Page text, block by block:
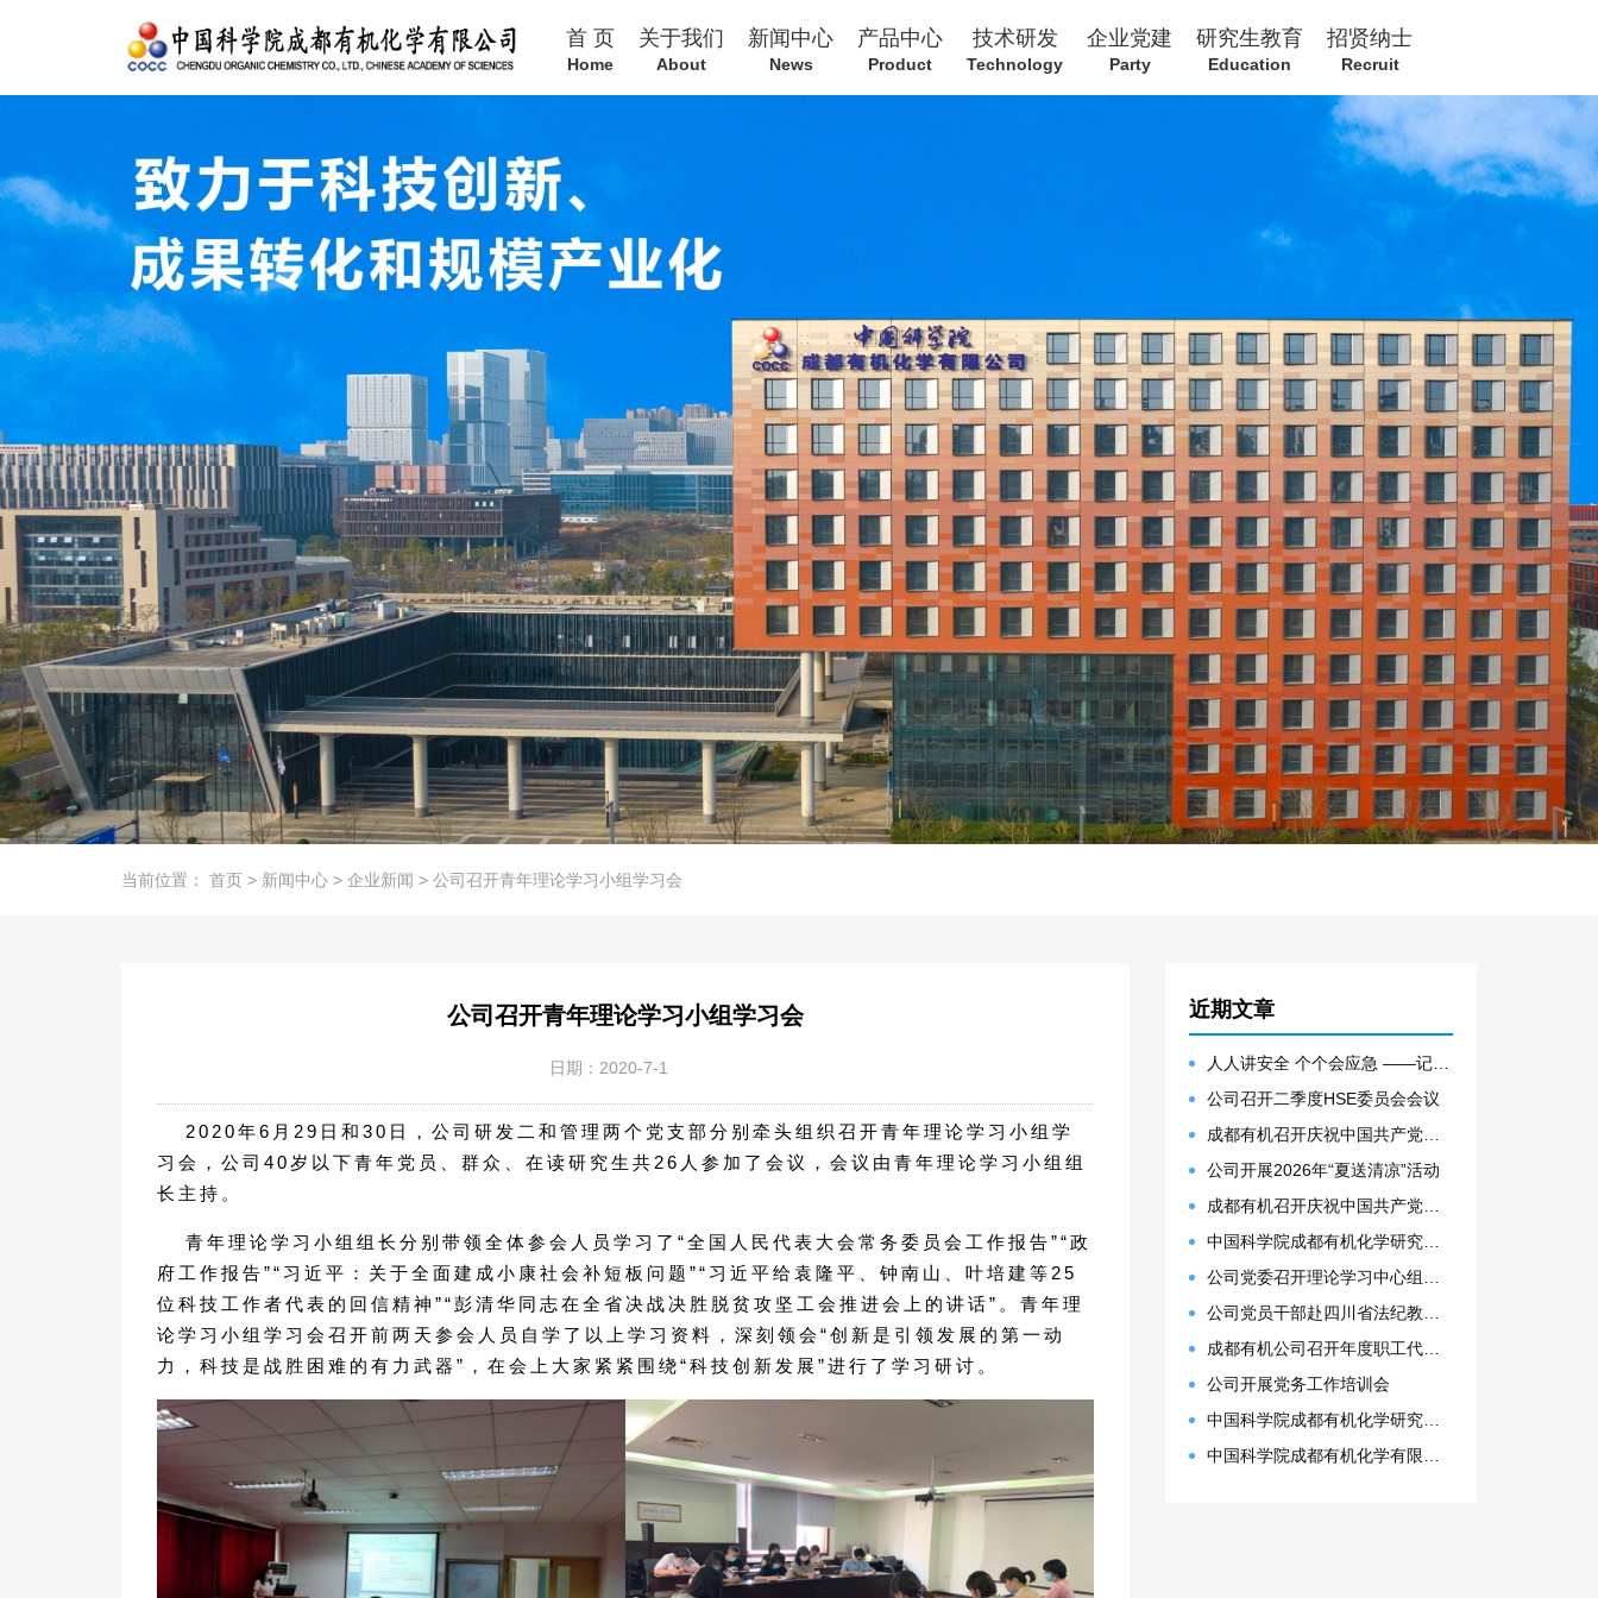
首 页
Home
关于我们
About
新闻中心
News
产品中心
Product
技术研发
Technology
企业党建
Party
研究生教育
Education
招贤纳士
Recruit
当前位置： 首页 > 新闻中心 > 企业新闻 > 公司召开青年理论学习小组学习会
公司召开青年理论学习小组学习会
日期：2020-7-1
2020年6月29日和30日，公司研发二和管理两个党支部分别牵头组织召开青年理论学习小组学
习会，公司40岁以下青年党员、群众、在读研究生共26人参加了会议，会议由青年理论学习小组组
长主持。
青年理论学习小组组长分别带领全体参会人员学习了“全国人民代表大会常务委员会工作报告”“政
府工作报告”“习近平：关于全面建成小康社会补短板问题”“习近平给袁隆平、钟南山、叶培建等25
位科技工作者代表的回信精神”“彭清华同志在全省决战决胜脱贫攻坚工会推进会上的讲话”。青年理
论学习小组学习会召开前两天参会人员自学了以上学习资料，深刻领会“创新是引领发展的第一动
力，科技是战胜困难的有力武器”，在会上大家紧紧围绕“科技创新发展”进行了学习研讨。
近期文章
人人讲安全 个个会应急 ——记大邑园区生产安全事故综合应急预案演练
公司召开二季度HSE委员会会议
成都有机召开庆祝中国共产党成立105周年表彰大会
公司开展2026年“夏送清凉”活动
成都有机召开庆祝中国共产党成立105周年表彰大会
中国科学院成都有机化学研究所 2027年接收推荐免试生(含直博生)招生简章
公司党委召开理论学习中心组（扩大）会议
公司党员干部赴四川省法纪教育基地开展警示教育活动
成都有机公司召开年度职工代表大会
公司开展党务工作培训会
中国科学院成都有机化学研究所2026年博士研究生拟录取名单公示
中国科学院成都有机化学有限公司2026年预算